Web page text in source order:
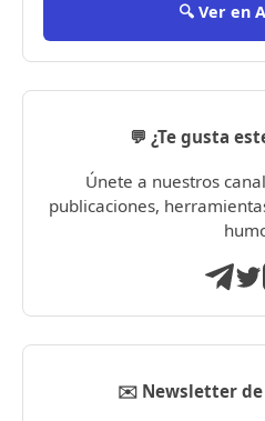
🔍 Ver en
💬 ¿Te gusta
Únete a nuestros
publicaciones,
✉️ Newsletter de